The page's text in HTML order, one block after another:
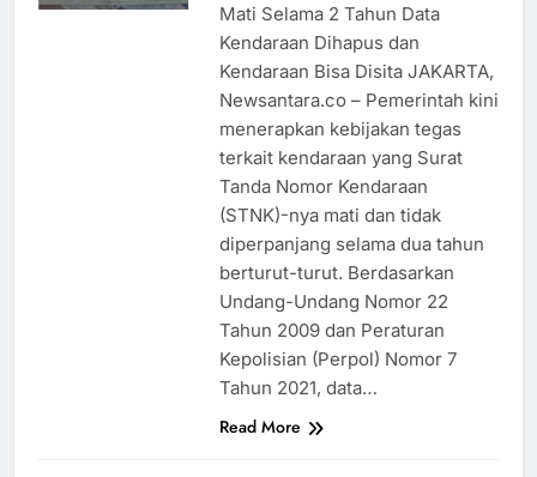
Mati Selama 2 Tahun Data
Kendaraan Dihapus dan
Kendaraan Bisa Disita JAKARTA,
Newsantara.co – Pemerintah kini
menerapkan kebijakan tegas
terkait kendaraan yang Surat
Tanda Nomor Kendaraan
(STNK)-nya mati dan tidak
diperpanjang selama dua tahun
berturut-turut. Berdasarkan
Undang-Undang Nomor 22
Tahun 2009 dan Peraturan
Kepolisian (Perpol) Nomor 7
Tahun 2021, data…
Read More